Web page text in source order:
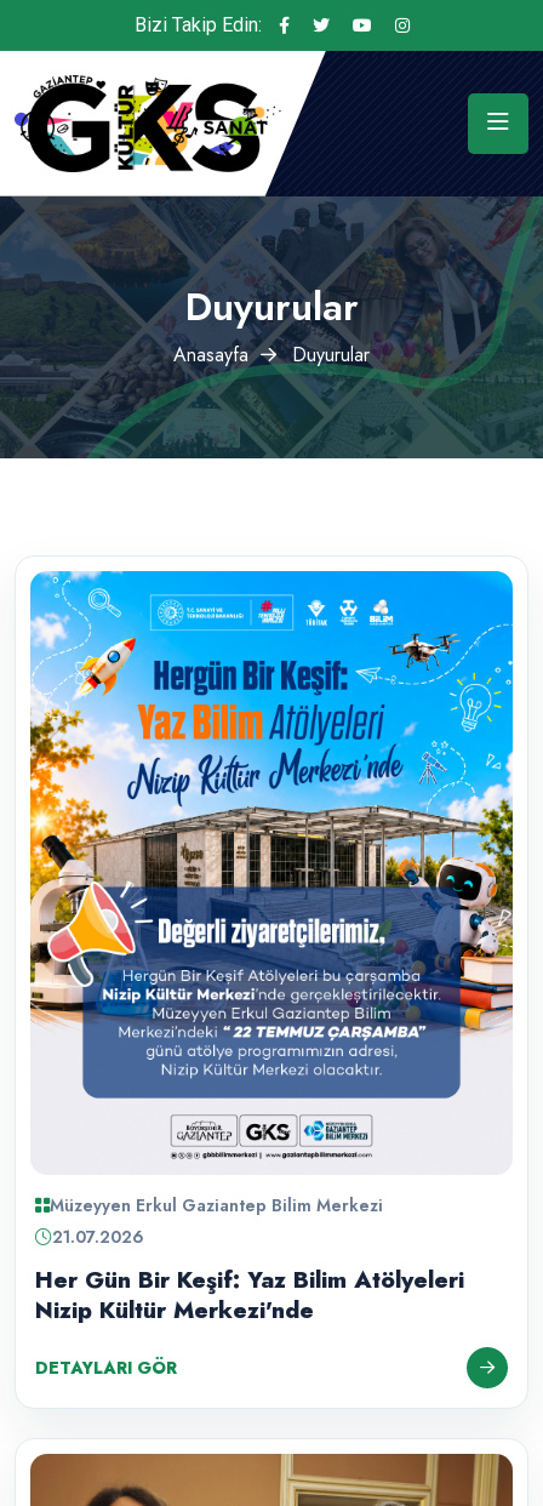
Bizi Takip Edin:
Duyurular
Anasayfa Duyurular
Müzeyyen Erkul Gaziantep Bilim Merkezi
21.07.2026
Her Gün Bir Keşif: Yaz Bilim Atölyeleri
Nizip Kültür Merkezi'nde
DETAYLARI GÖR